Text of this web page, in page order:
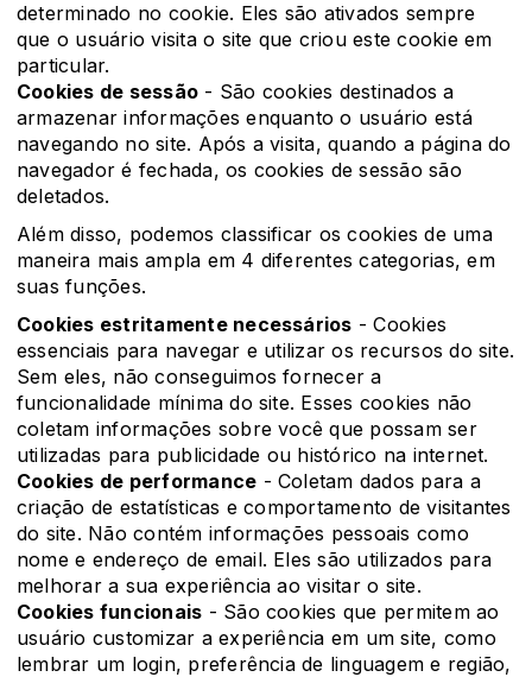
determinado no cookie. Eles são ativados sempre
que o usuário visita o site que criou este cookie em
particular.
Cookies de sessão - São cookies destinados a
armazenar informações enquanto o usuário está
navegando no site. Após a visita, quando a página do
navegador é fechada, os cookies de sessão são
deletados.
Além disso, podemos classificar os cookies de uma
maneira mais ampla em 4 diferentes categorias, em
suas funções.
Cookies estritamente necessários - Cookies
essenciais para navegar e utilizar os recursos do site.
Sem eles, não conseguimos fornecer a
funcionalidade mínima do site. Esses cookies não
coletam informações sobre você que possam ser
utilizadas para publicidade ou histórico na internet.
Cookies de performance - Coletam dados para a
criação de estatísticas e comportamento de visitantes
do site. Não contém informações pessoais como
nome e endereço de email. Eles são utilizados para
melhorar a sua experiência ao visitar o site.
Cookies funcionais - São cookies que permitem ao
usuário customizar a experiência em um site, como
lembrar um login, preferência de linguagem e região,